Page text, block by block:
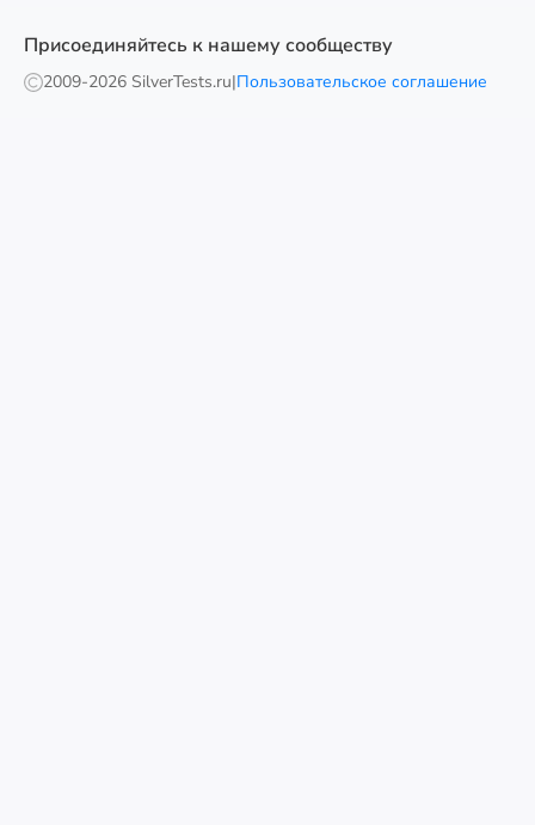
Присоединяйтесь к нашему сообществу
2009-2026 SilverTests.ru|Пользовательское соглашение